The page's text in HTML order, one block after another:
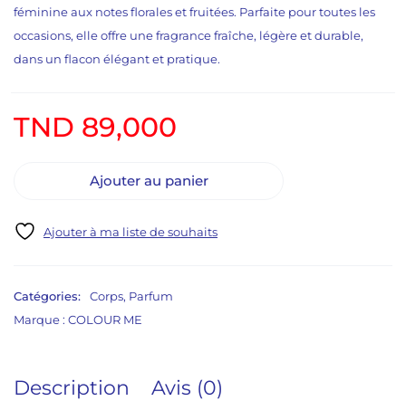
féminine aux notes florales et fruitées. Parfaite pour toutes les
occasions, elle offre une fragrance fraîche, légère et durable,
dans un flacon élégant et pratique.
TND 89,000
Ajouter au panier
Catégories: Corps, Parfum
Marque : COLOUR ME
Description Avis (0)